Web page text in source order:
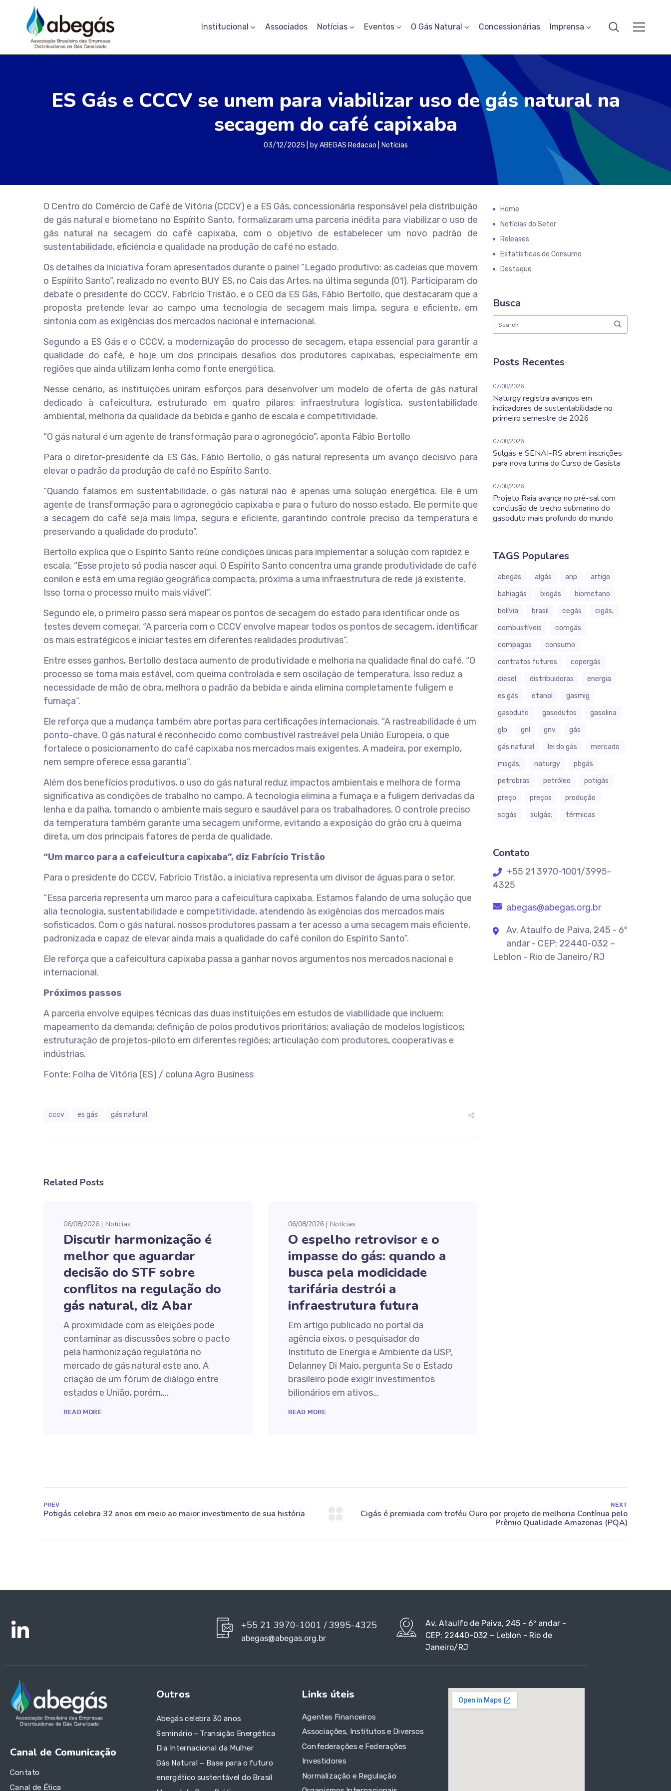
Institucional Associados Notícias Eventos O Gás Natural Concessionárias Imprensa
ES Gás e CCCV se unem para viabilizar uso de gás natural na
secagem do café capixaba
03/12/2025 byABEGAS Redacao Notícias
O Centro do Comércio de Café de Vitória (CCCV) e a ES Gás, concessionária responsável pela distribuição
de gás natural e biometano no Espírito Santo, formalizaram uma parceria inédita para viabilizar o uso de
gás natural na secagem do café capixaba, com o objetivo de estabelecer um novo padrão de
sustentabilidade, eficiência e qualidade na produção de café no estado.
Os detalhes da iniciativa foram apresentados durante o painel “Legado produtivo: as cadeias que movem
o Espírito Santo”, realizado no evento BUY ES, no Cais das Artes, na última segunda (01). Participaram do
debate o presidente do CCCV, Fabrício Tristão, e o CEO da ES Gás, Fábio Bertollo, que destacaram que a
proposta pretende levar ao campo uma tecnologia de secagem mais limpa, segura e eficiente, em
sintonia com as exigências dos mercados nacional e internacional.
Segundo a ES Gás e o CCCV, a modernização do processo de secagem, etapa essencial para garantir a
qualidade do café, é hoje um dos principais desafios dos produtores capixabas, especialmente em
regiões que ainda utilizam lenha como fonte energética.
Nesse cenário, as instituições uniram esforços para desenvolver um modelo de oferta de gás natural
dedicado à cafeicultura, estruturado em quatro pilares: infraestrutura logística, sustentabilidade
ambiental, melhoria da qualidade da bebida e ganho de escala e competitividade.
“O gás natural é um agente de transformação para o agronegócio”, aponta Fábio Bertollo
Para o diretor-presidente da ES Gás, Fábio Bertollo, o gás natural representa um avanço decisivo para
elevar o padrão da produção de café no Espírito Santo.
“Quando falamos em sustentabilidade, o gás natural não é apenas uma solução energética. Ele é um
agente de transformação para o agronegócio capixaba e para o futuro do nosso estado. Ele permite que
a secagem do café seja mais limpa, segura e eficiente, garantindo controle preciso da temperatura e
preservando a qualidade do produto”.
Bertollo explica que o Espírito Santo reúne condições únicas para implementar a solução com rapidez e
escala. “Esse projeto só podia nascer aqui. O Espírito Santo concentra uma grande produtividade de café
conilon e está em uma região geográfica compacta, próxima a uma infraestrutura de rede já existente.
Isso torna o processo muito mais viável”.
Segundo ele, o primeiro passo será mapear os pontos de secagem do estado para identificar onde os
testes devem começar. “A parceria com o CCCV envolve mapear todos os pontos de secagem, identificar
os mais estratégicos e iniciar testes em diferentes realidades produtivas”.
Entre esses ganhos, Bertollo destaca aumento de produtividade e melhoria na qualidade final do café. “O
processo se torna mais estável, com queima controlada e sem oscilação de temperatura. Isso reduz a
necessidade de mão de obra, melhora o padrão da bebida e ainda elimina completamente fuligem e
fumaça”.
Ele reforça que a mudança também abre portas para certificações internacionais. “A rastreabilidade é um
ponto-chave. O gás natural é reconhecido como combustível rastreável pela União Europeia, o que
fortalece o posicionamento do café capixaba nos mercados mais exigentes. A madeira, por exemplo,
nem sempre oferece essa garantia”.
Além dos benefícios produtivos, o uso do gás natural reduz impactos ambientais e melhora de forma
significativa as condições de trabalho no campo. A tecnologia elimina a fumaça e a fuligem derivadas da
lenha e da palha, tornando o ambiente mais seguro e saudável para os trabalhadores. O controle preciso
da temperatura também garante uma secagem uniforme, evitando a exposição do grão cru à queima
direta, um dos principais fatores de perda de qualidade.
“Um marco para a cafeicultura capixaba”, diz Fabrício Tristão
Para o presidente do CCCV, Fabrício Tristão, a iniciativa representa um divisor de águas para o setor.
“Essa parceria representa um marco para a cafeicultura capixaba. Estamos falando de uma solução que
alia tecnologia, sustentabilidade e competitividade, atendendo às exigências dos mercados mais
sofisticados. Com o gás natural, nossos produtores passam a ter acesso a uma secagem mais eficiente,
padronizada e capaz de elevar ainda mais a qualidade do café conilon do Espírito Santo”.
Ele reforça que a cafeicultura capixaba passa a ganhar novos argumentos nos mercados nacional e
internacional.
Próximos passos
A parceria envolve equipes técnicas das duas instituições em estudos de viabilidade que incluem:
mapeamento da demanda; definição de polos produtivos prioritários; avaliação de modelos logísticos;
estruturação de projetos-piloto em diferentes regiões; articulação com produtores, cooperativas e
indústrias.
Fonte: Folha de Vitória (ES) / coluna Agro Business
cccv es gás gás natural
Related Posts
06/08/2026 Notícias
Discutir harmonização é
melhor que aguardar
decisão do STF sobre
conflitos na regulação do
gás natural, diz Abar
A proximidade com as eleições pode
contaminar as discussões sobre o pacto
pela harmonização regulatória no
mercado de gás natural este ano. A
criação de um fórum de diálogo entre
estados e União, porém,...
READ MORE
06/08/2026 Notícias
O espelho retrovisor e o
impasse do gás: quando a
busca pela modicidade
tarifária destrói a
infraestrutura futura
Em artigo publicado no portal da
agência eixos, o pesquisador do
Instituto de Energia e Ambiente da USP,
Delanney Di Maio, pergunta Se o Estado
brasileiro pode exigir investimentos
bilionários em ativos...
READ MORE
Home
Notícias do Setor
Releases
Estatísticas de Consumo
Destaque
Busca
Posts Recentes
07/08/2026
Naturgy registra avanços em
indicadores de sustentabilidade no
primeiro semestre de 2026
07/08/2026
Sulgás e SENAI-RS abrem inscrições
para nova turma do Curso de Gasista
07/08/2026
Projeto Raia avança no pré-sal com
conclusão de trecho submarino do
gasoduto mais profundo do mundo
TAGS Populares
abegás algás anp
artigo
bahiagás
biogás
biometano
bolívia
brasil cegás
cigás;
combustíveis
comgás
compagas
consumo
contratos futuros
copergás
diesel
distribuidoras
energia
es gás
etanol
gasmig
gasoduto
gasodutos
gasolina
glp
gnl gnv
gás
gás natural
lei do gás
mercado
msgás;
naturgy
pbgás
petrobras
petróleo
potigás
preço
preços
produção
scgás
sulgás; térmicas
Contato
+55 21 3970-1001/3995-
4325
abegas@abegas.org.br
Av. Ataulfo de Paiva, 245 - 6º
andar - CEP: 22440-032 –
Leblon - Rio de Janeiro/RJ
PREV NEXT
+55 21 3970-1001 / 3995-4325
abegas@abegas.org.br
Av. Ataulfo de Paiva, 245 - 6º andar -
CEP: 22440-032 – Leblon - Rio de
Janeiro/RJ
Canal de Comunicação
Contato
Canal de Ética
Outros
Abegás celebra 30 anos
Seminário – Transição Energética
Dia Internacional da Mulher
Gás Natural – Base para o futuro
energético sustentável do Brasil
Links úteis
Agentes Financeiros
Associações, Institutos e Diversos
Confederações e Federações
Investidores
Normalização e Regulação